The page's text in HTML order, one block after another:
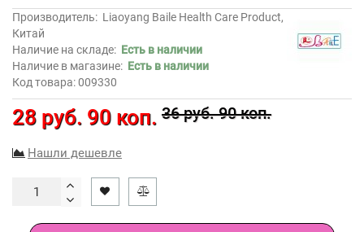
Производитель: Liaoyang Baile Health Care Product,
Китай
Наличие на складе: Есть в наличии
Наличие в магазине: Есть в наличии
Код товара: 009330
28 руб. 90 коп. 36 руб. 90 коп.
Нашли дешевле